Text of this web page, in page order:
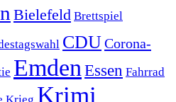
Bielefeld Brettspiel
CDUCorona-
Emden Essen Fahrrad
Krieg Krimi